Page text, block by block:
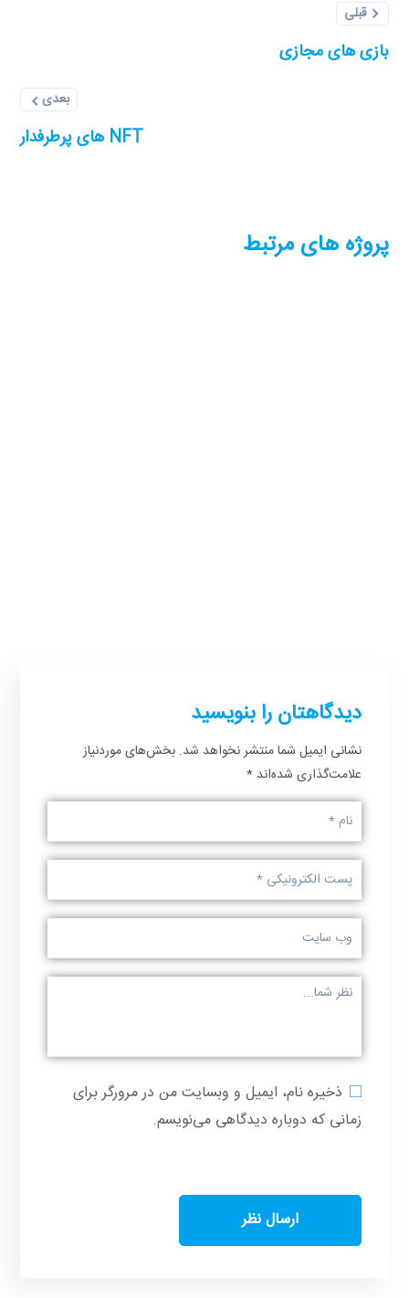
قبلی
بازی های مجازی
بعدی
NFT های پرطرفدار
پروژه های مرتبط
دیدگاهتان را بنویسید
نشانی ایمیل شما منتشر نخواهد شد. بخش‌های موردنیاز
علامت‌گذاری شده‌اند*
ذخیره نام، ایمیل و وبسایت من در مرورگر برای
زمانی که دوباره دیدگاهی می‌نویسم.